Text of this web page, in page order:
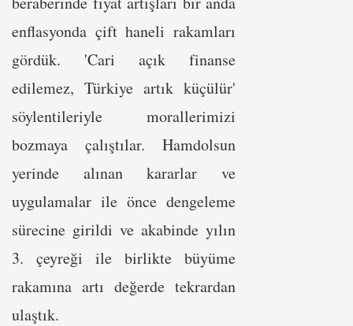
enflasyonda çift haneli rakamları
gördük. 'Cari açık finanse
edilemez, Türkiye artık küçülür'
söylentileriyle morallerimizi
bozmaya çalıştılar. Hamdolsun
yerinde alınan kararlar ve
uygulamalar ile önce dengeleme
sürecine girildi ve akabinde yılın
3. çeyreği ile birlikte büyüme
rakamına artı değerde tekrardan
ulaştık.